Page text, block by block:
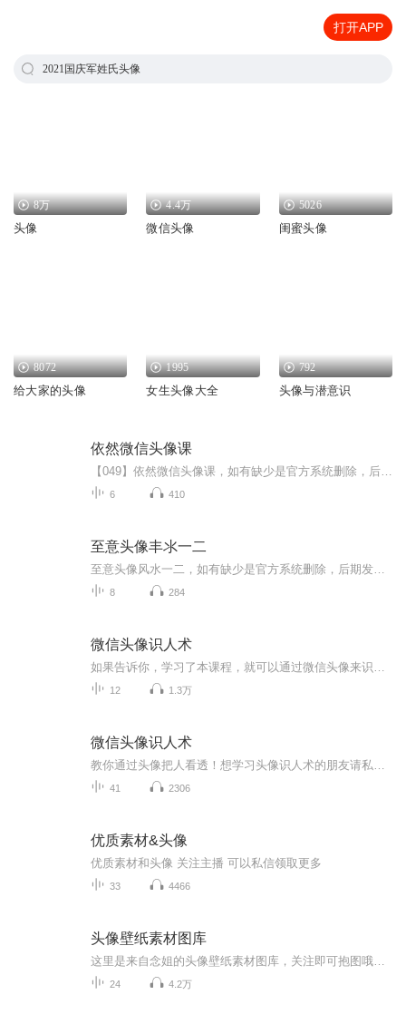
打开APP
2021国庆军姓氏头像
8万
头像
4.4万
微信头像
5026
闺蜜头像
8072
给大家的头像
1995
女生头像大全
792
头像与潜意识
依然微信头像课
6 410
至意头像丰氺一二
8 284
微信头像识人术
12 1.3万
微信头像识人术
41 2306
优质素材&头像
优质素材和头像 关注主播 可以私信领取更多
33 4466
头像壁纸素材图库
24 4.2万